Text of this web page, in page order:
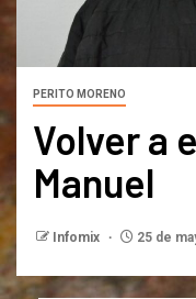
PERITO MORENO
Volver a
Manuel
Infomix 25 de